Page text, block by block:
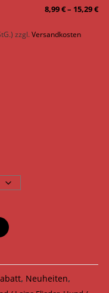
8,99€– 15,29€
zzgl.Versandkosten
, Neuheiten,